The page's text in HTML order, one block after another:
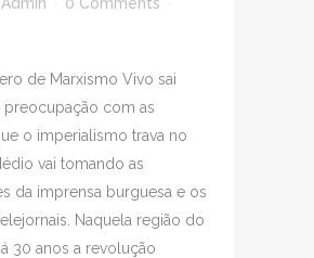
de Marxismo Vivo sai
preocupação com as
o imperialismo trava no
vai tomando as
da imprensa burguesa e os
Naquela região do
30 anos a revolução